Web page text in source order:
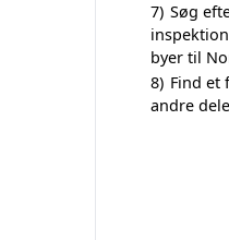
7) Søg
byer til
8) Find et
andre